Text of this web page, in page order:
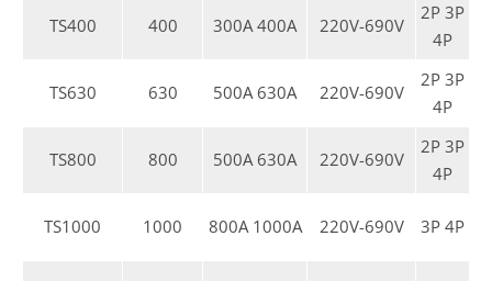
TS400 400 300A 400A 220V-690V
2P 3P
4P
TS630 630 500A 630A 220V-690V
2P 3P
4P
TS800 800 500A 630A 220V-690V
2P 3P
4P
TS1000 1000 800A 1000A 220V-690V 3P 4P